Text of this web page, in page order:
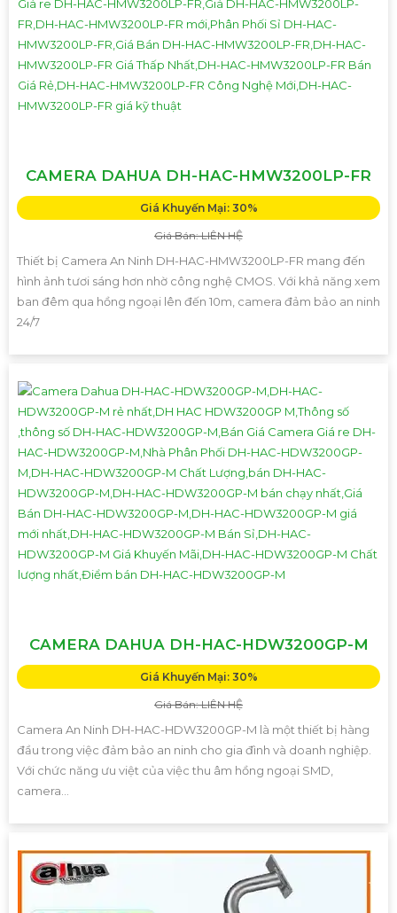
CAMERA DAHUA DH-HAC-HMW3200LP-FR
Giá Khuyến Mại: 30%
Giá Bán: LIÊN HỆ
Thiết bị Camera An Ninh DH-HAC-HMW3200LP-FR mang đến
hình ảnh tươi sáng hơn nhờ công nghệ CMOS. Với khả năng xem
ban đêm qua hồng ngoại lên đến 10m, camera đảm bảo an ninh
24/7
CAMERA DAHUA DH-HAC-HDW3200GP-M
Giá Khuyến Mại: 30%
Giá Bán: LIÊN HỆ
Camera An Ninh DH-HAC-HDW3200GP-M là một thiết bị hàng
đầu trong việc đảm bảo an ninh cho gia đình và doanh nghiệp.
Với chức năng ưu việt của việc thu âm hồng ngoại SMD,
camera...